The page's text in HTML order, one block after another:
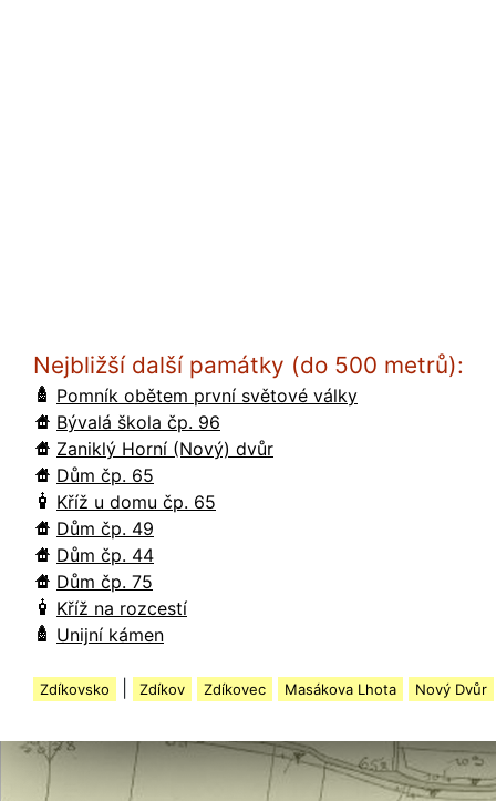
Nejbližší další památky (do 500 metrů):
Pomník obětem první světové války
Bývalá škola čp. 96
Zaniklý Horní (Nový) dvůr
Dům čp. 65
Kříž u domu čp. 65
Dům čp. 49
Dům čp. 44
Dům čp. 75
Kříž na rozcestí
Unijní kámen
Zdíkovsko Zdíkov Zdíkovec Masákova Lhota Nový Dvůr